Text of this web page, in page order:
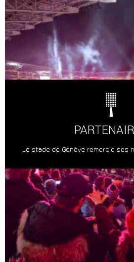
Le stade de Genève remercie ses